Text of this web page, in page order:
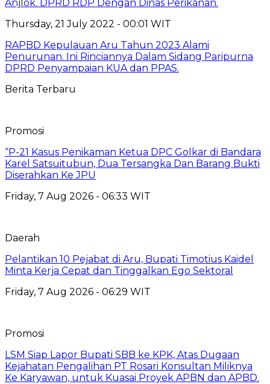
Anjlok. DPRD RDP Dengan Dinas Perikanan.
Thursday, 21 July 2022 - 00:01 WIT
RAPBD Kepulauan Aru Tahun 2023 Alami
Penurunan. Ini Rinciannya Dalam Sidang Paripurna
DPRD Penyampaian KUA dan PPAS.
Berita Terbaru
Promosi
“P-21 Kasus Penikaman Ketua DPC Golkar di Bandara
Karel Satsuitubun, Dua Tersangka Dan Barang Bukti
Diserahkan Ke JPU
Friday, 7 Aug 2026 - 06:33 WIT
Daerah
Pelantikan 10 Pejabat di Aru, Bupati Timotius Kaidel
Minta Kerja Cepat dan Tinggalkan Ego Sektoral
Friday, 7 Aug 2026 - 06:29 WIT
Promosi
LSM Siap Lapor Bupati SBB ke KPK, Atas Dugaan
Kejahatan Pengalihan PT Rosari Konsultan Miliknya
Ke Karyawan, untuk Kuasai Proyek APBN dan APBD.